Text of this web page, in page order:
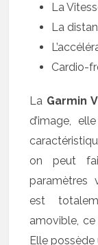
La
La
Cardio-
La Garmin
d’image,
on peut
paramètres
est
amovible,
Elle